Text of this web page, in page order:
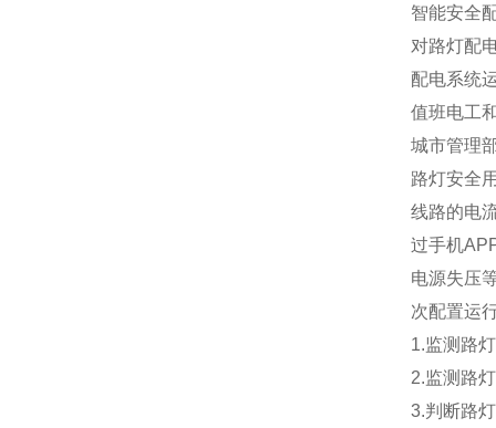
智能安全
对路灯配
配电系统
值班电工
城市管理
路灯安全
线路的电
过手机
电源失压
次配置运
1.监测路
2.监测路
3.判断路